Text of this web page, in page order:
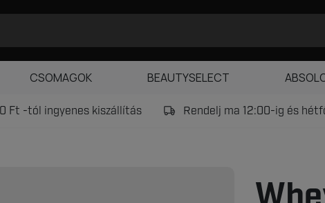
Ft -tól ingyenes kiszállítás Rendelj ma 12:00-ig és
CSOMAGOK BEAUTYSELECT